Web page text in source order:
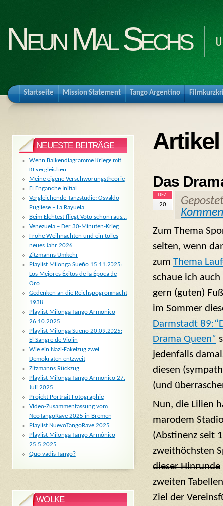
Neun Mal Sechs
Startseite Mission Statement Tango Argentino
Das
DEZ.
20
Zum Thema
selten, wenn
zum Thema
schaue ich
gern (guten)
im Sommer
Darmstadt
Drama Queen“
jedenfalls
diesen
(und
Nun, die Lilien
marodem
(Abstinenz seit
zweithöchsten
dieser Hinrunde
zweiten
Ziel der
NEUESTE BEITRÄGE
Wenn Balkendiagramme Kriege mit
KI vergleichen
Meine eigene Verschwörungstheorie
El Enganche Initial
Vergleichende Tanzstudie: Osvaldo
Pugliese – La Rayuela
Beim Elchtest fliegt Voto schon raus…
Venezuela – Der 30-Minuten-Krieg
Frohe Weihnachten und ein tolles
neues Jahr 2026
Zitzmanns Umkehr
Playlist Milonga Sueño 15.11.2025:
Los Mejores Éxitos de la Época de
Oro
Gedenken an die Reichspogromnacht
1938
Playlist Milonga Tango Armonico
26.10.2025
Playlist Milonga Sueño 20.09.2025:
El Sangre de Violin
Wie ein Nazi-Fakelzug zwei
Demokraten entzweit
Zitzmanns Rückzug
Playlist Milonga Tango Armonico 27.
Juli 2025
Projekt Portrait Fotographie
Video-Zusammenfassung vom
NeoTangoRave 2025 in Bremen
Playlist NuevoTangoRave 2025
Playlist Milonga Tango Armónico
25.5.2025
Quo vadis Tango?
WOLKE